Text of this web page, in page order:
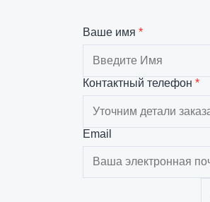
Ваше имя *
Контактный телефон *
Email